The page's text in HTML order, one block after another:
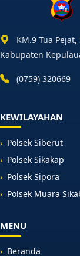
KM.9 Tua
Kabupaten
(0759) 320669
KEWILAYAHAN
Polsek Siberut
Polsek Sikakap
Polsek Sipora
Polsek Muara
MENU
Beranda